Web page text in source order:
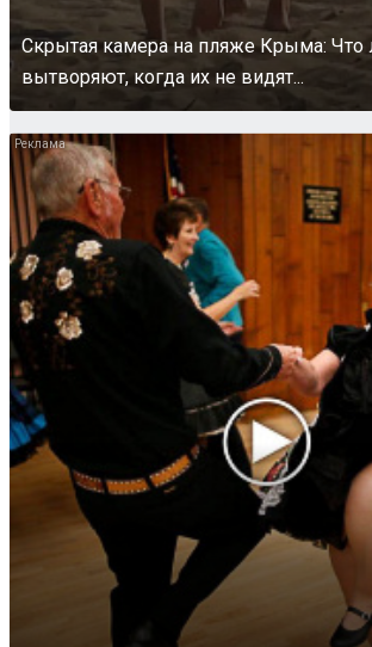
Скрытая камера на пляже Крыма:
вытворяют, когда их не видят...